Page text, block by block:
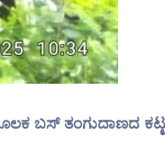
ಬಸ್ ತಂಗುದಾಣದ ಕಟ್ಟಡ